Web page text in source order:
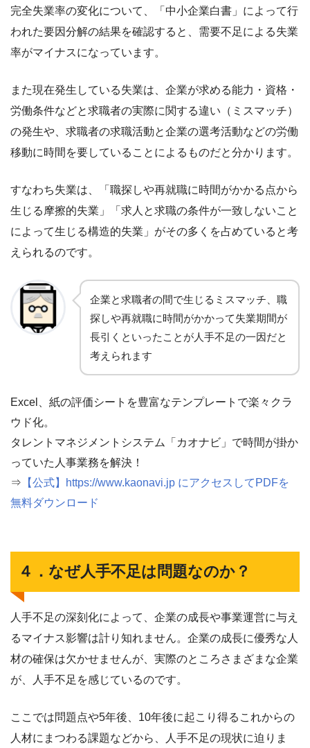
完全失業率の変化について、「中小企業白書」によって行
われた要因分解の結果を確認すると、需要不足による失業
率がマイナスになっています。
また現在発生している失業は、企業が求める能力・資格・
労働条件などと求職者の実際に関する違い（ミスマッチ）
の発生や、求職者の求職活動と企業の選考活動などの労働
移動に時間を要していることによるものだと分かります。
すなわち失業は、「職探しや再就職に時間がかかる点から
生じる摩擦的失業」「求人と求職の条件が一致しないこと
によって生じる構造的失業」がその多くを占めていると考
えられるのです。
企業と求職者の間で生じるミスマッチ、職
探しや再就職に時間がかかって失業期間が
長引くといったことが人手不足の一因だと
考えられます
Excel、紙の評価シートを豊富なテンプレートで楽々クラ
ウド化。
タレントマネジメントシステム「カオナビ」で時間が掛か
っていた人事業務を解決！
⇒ 【公式】https://www.kaonavi.jp にアクセスしてPDFを
無料ダウンロード
４．なぜ人手不足は問題なのか？
人手不足の深刻化によって、企業の成長や事業運営に与え
るマイナス影響は計り知れません。企業の成長に優秀な人
材の確保は欠かせませんが、実際のところさまざまな企業
が、人手不足を感じているのです。
ここでは問題点や5年後、10年後に起こり得るこれからの
人材にまつわる課題などから、人手不足の現状に迫りま